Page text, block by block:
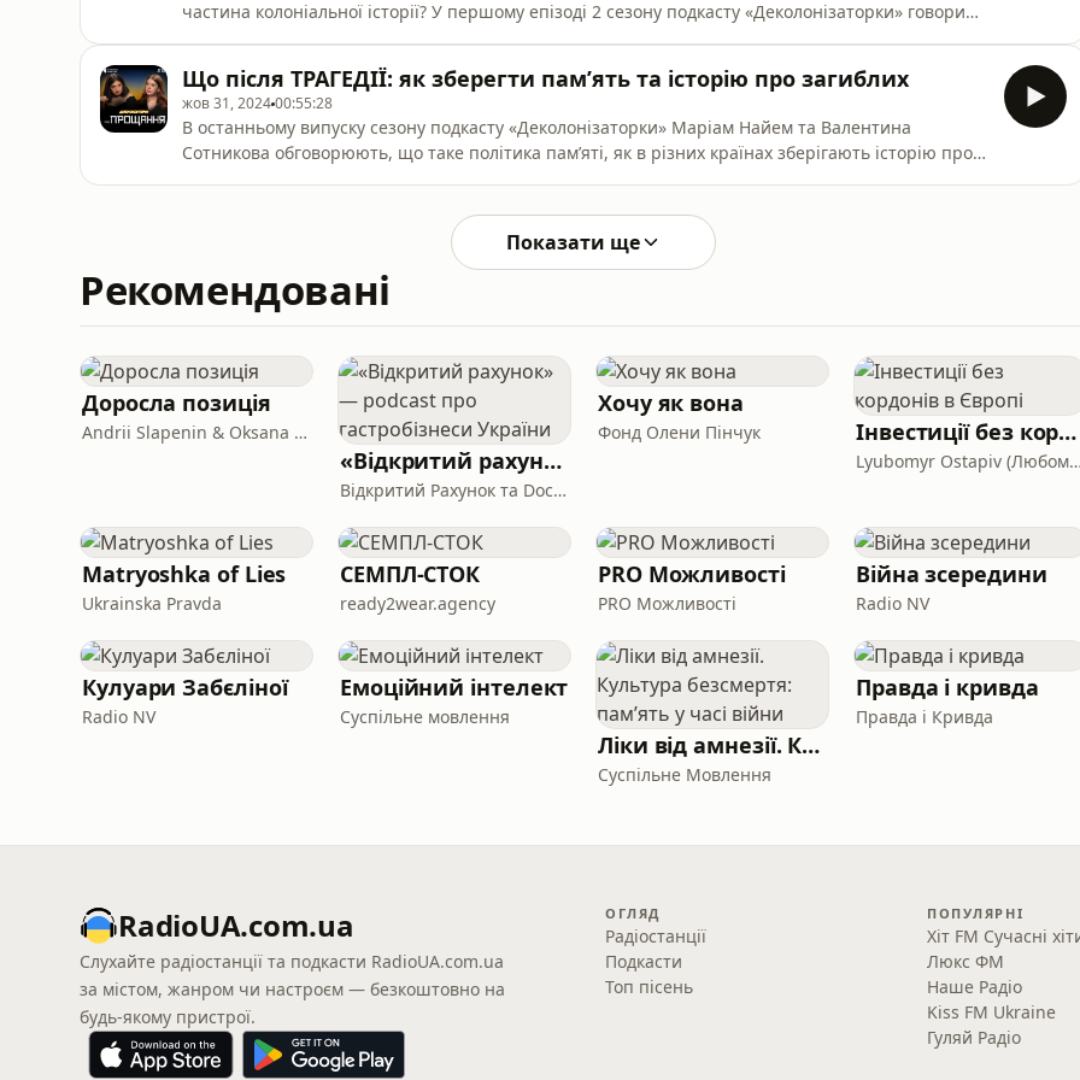
частина колоніальної історії? У першому епізоді 2 сезону подкасту «Деколонізаторки» говоримо
«класичні» фільми й мультики сьогодні кенселять, та як література і кіно закріплювали
колоніальні уявлення в нашій свідомості?
Що після ТРАГЕДІЇ: як зберегти памʼять та історію про загиблих
жов 31, 202400:55:28
В останньому випуску сезону подкасту «Деколонізаторки» Маріам Найем та Валентина
Сотникова обговорюють, що таке політика памʼяті, як в різних країнах зберігають історію про
йдуться у тоталітарних країнах? Яким, на думку, Валі та Мар
Показати ще
Рекомендовані
Доросла позиція
Andrii Slapenin & Oksana Polonska
«Відкритий рахунок» — podcast про гастробізнеси України
Відкритий Рахунок та Docx.ua
Хочу як вона
Фонд Олени Пінчук Інвестиції без кордонів в Європі
Lyubomyr Ostapiv (Любомир Остапів)
Matryoshka of Lies
Ukrainska Pravda
СЕМПЛ-СТОК
ready2wear.agency
PRO Можливості
PRO Можливості
Війна зсередини
Radio NV
Кулуари Забєліної
Radio NV
Емоційний інтелект
Суспільне мовлення
Ліки від амнезії. Культура безсмертя: памʼять у часі війни
Суспільне Мовлення
Правда і кривда
Правда і Кривда
RadioUA.com.ua
Слухайте радіостанції та подкасти RadioUA.com.ua
за містом, жанром чи настроєм — безкоштовно на
будь-якому пристрої.
ОГЛЯД
Радіостанції
Подкасти
Топ пісень
ПОПУЛЯРНІ
Хіт FM Сучасні
Люкс ФМ
Наше Радіо
Kiss FM Ukraine
Гуляй Радіо